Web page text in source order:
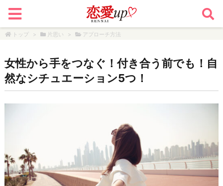
トップ > 片思い > アプローチ方法
女性から手をつなぐ！付き合う前でも！自
然なシチュエーション5つ！